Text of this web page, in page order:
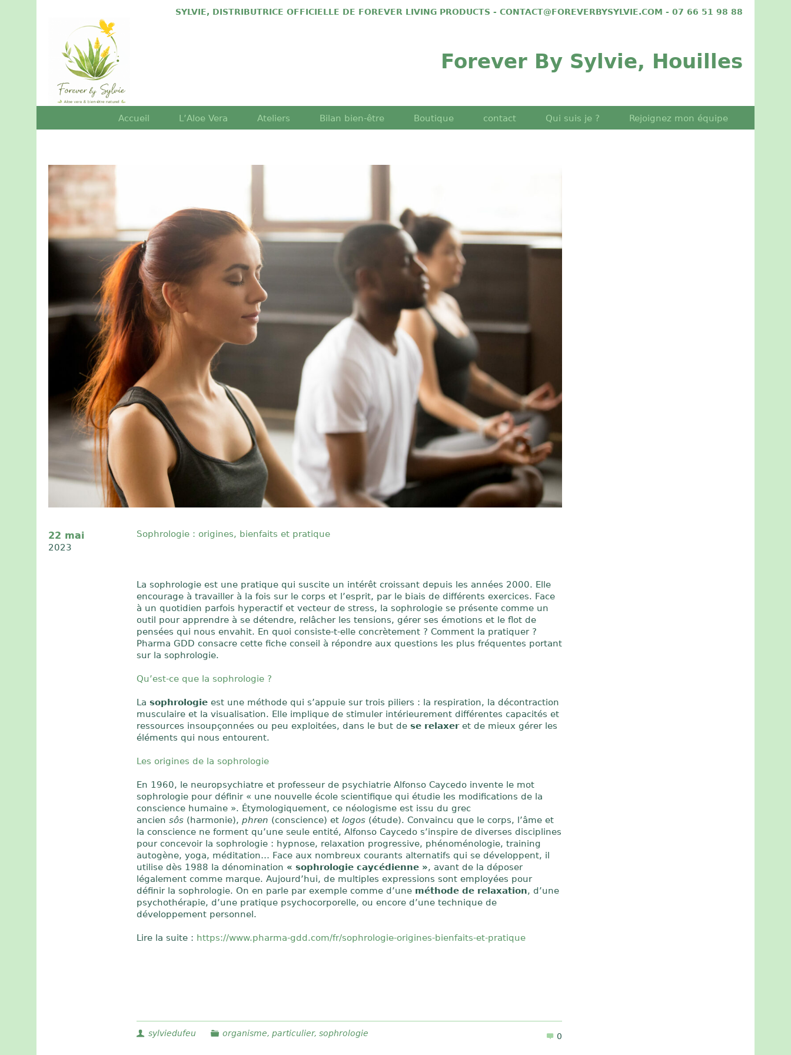
SYLVIE, DISTRIBUTRICE OFFICIELLE DE FOREVER LIVING PRODUCTS - CONTACT@FOREVERBYSYLVIE.COM - 07 66 51 98 88
Forever By Sylvie, Houilles
Accueil L’Aloe Vera Ateliers Bilan bien-être Boutique contact Qui suis je ? Rejoignez mon équipe
22 mai
2023
Sophrologie : origines, bienfaits et pratique
La sophrologie est une pratique qui suscite un intérêt croissant depuis les années 2000. Elle
encourage à travailler à la fois sur le corps et l’esprit, par le biais de différents exercices. Face
à un quotidien parfois hyperactif et vecteur de stress, la sophrologie se présente comme un
outil pour apprendre à se détendre, relâcher les tensions, gérer ses émotions et le flot de
pensées qui nous envahit. En quoi consiste-t-elle concrètement ? Comment la pratiquer ?
Pharma GDD consacre cette fiche conseil à répondre aux questions les plus fréquentes portant
sur la sophrologie.
Qu’est-ce que la sophrologie ?
Lasophrologie est une méthode qui s’appuie sur trois piliers : la respiration, la décontraction
musculaire et la visualisation. Elle implique de stimuler intérieurement différentes capacités et
ressources insoupçonnées ou peu exploitées, dans le but dese relaxeret de mieux gérer les
éléments qui nous entourent.
Les origines de la sophrologie
En 1960, le neuropsychiatre et professeur de psychiatrie Alfonso Caycedo invente le mot
sophrologie pour définir « une nouvelle école scientifique qui étudie les modifications de la
conscience humaine ». Étymologiquement, ce néologisme est issu du grec
anciensôs (harmonie),phren (conscience) etlogos (étude). Convaincu que le corps, l’âme et
la conscience ne forment qu’une seule entité, Alfonso Caycedo s’inspire de diverses disciplines
pour concevoir la sophrologie : hypnose, relaxation progressive, phénoménologie, training
autogène, yoga, méditation… Face aux nombreux courants alternatifs qui se développent, il
utilise dès 1988 la dénomination « sophrologie caycédienne », avant de la déposer
légalement comme marque. Aujourd’hui, de multiples expressions sont employées pour
définir la sophrologie. On en parle par exemple comme d’une méthode de relaxation, d’une
psychothérapie, d’une pratique psychocorporelle, ou encore d’une technique de
développement personnel.
Lire la suite : https://www.pharma-gdd.com/fr/sophrologie-origines-bienfaits-et-pratique
0
sylviedufeu organisme, particulier, sophrologie